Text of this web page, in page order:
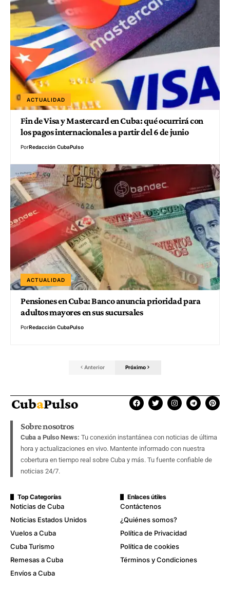
ACTUALIDAD
Fin de Visa y Mastercard en Cuba: qué ocurrirá con
los pagos internacionales a partir del 6 de junio
PorRedacción CubaPulso
ACTUALIDAD
Pensiones en Cuba: Banco anuncia prioridad para
adultos mayores en sus sucursales
PorRedacción CubaPulso
Anterior Próximo
Sobre nosotros
Cuba a Pulso News: Tu conexión instantánea con noticias de última
hora y actualizaciones en vivo. Mantente informado con nuestra
cobertura en tiempo real sobre Cuba y más. Tu fuente confiable de
noticias 24/7.
Top Categorías
Noticias de Cuba
Noticias Estados Unidos
Vuelos a Cuba
Cuba Turismo
Remesas a Cuba
Envíos a Cuba
Enlaces útiles
Contáctenos
¿Quiénes somos?
Política de Privacidad
Política de cookies
Términos y Condiciones